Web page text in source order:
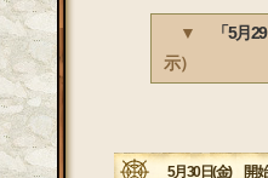
▼
「5月
示）
5月30日(金) 開始